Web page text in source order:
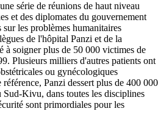
série de réunions de haut niveau
et des diplomates du gouvernement
les problèmes humanitaires
de l'hôpital Panzi et de la
à soigner plus de 50 000 victimes de
Plusieurs milliers d'autres patients ont
ou gynécologiques
Panzi dessert plus de 400 000
Kivu, dans toutes les disciplines
sont primordiales pour les